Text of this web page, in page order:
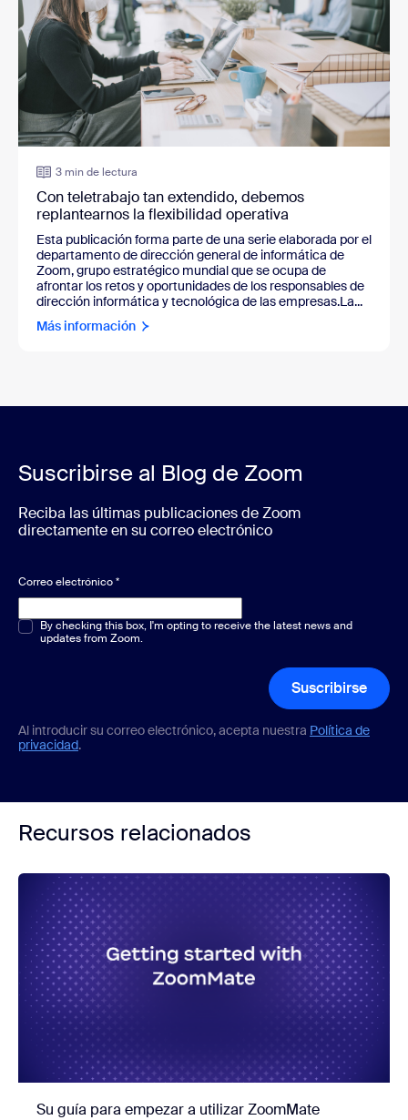
3 min de lectura
Con teletrabajo tan extendido, debemos
replantearnos la flexibilidad operativa
Esta publicación forma parte de una serie elaborada por el
departamento de dirección general de informática de
Zoom, grupo estratégico mundial que se ocupa de
afrontar los retos y oportunidades de los responsables de
dirección informática y tecnológica de las empresas.La...
Más información
Suscribirse al Blog de Zoom
Reciba las últimas publicaciones de Zoom
directamente en su correo electrónico
Correo electrónico*
Opción múltiple o única*
By checking this box, I'm opting to receive the latest news and
updates from Zoom.
Suscribirse
Al introducir su correo electrónico, acepta nuestra Política de
privacidad.
Recursos relacionados
Su guía para empezar a utilizar ZoomMate